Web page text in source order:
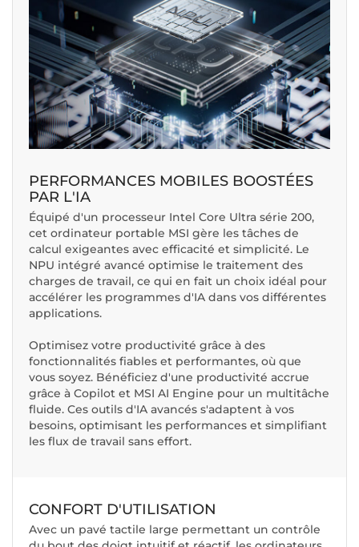
PERFORMANCES MOBILES BOOSTÉES
PAR L'IA
Équipé d'un processeur Intel Core Ultra série 200,
cet ordinateur portable MSI gère les tâches de
calcul exigeantes avec efficacité et simplicité. Le
NPU intégré avancé optimise le traitement des
charges de travail, ce qui en fait un choix idéal pour
accélérer les programmes d'IA dans vos différentes
applications.
Optimisez votre productivité grâce à des
fonctionnalités fiables et performantes, où que
vous soyez. Bénéficiez d'une productivité accrue
grâce à Copilot et MSI AI Engine pour un multitâche
fluide. Ces outils d'IA avancés s'adaptent à vos
besoins, optimisant les performances et simplifiant
les flux de travail sans effort.
CONFORT D'UTILISATION
Avec un pavé tactile large permettant un contrôle